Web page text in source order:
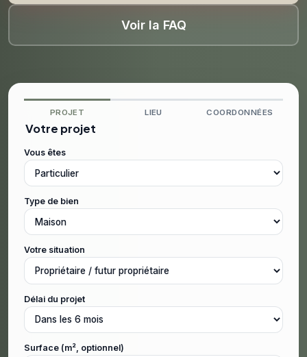
Voir la FAQ
PROJET LIEU COORDONNÉES
Votre projet
Vous êtes
Type de bien
Votre situation
Délai du projet
Surface (m², optionnel)